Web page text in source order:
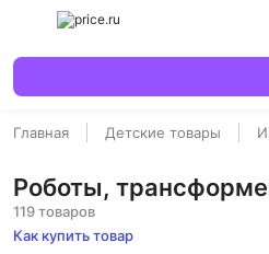
Главная Детские товары
Роботы,
119 товаров
Как купить товар